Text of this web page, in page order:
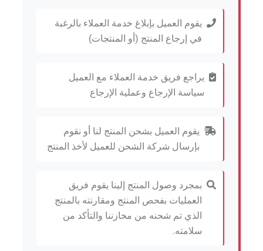
يقوم العميل بإبلاغ خدمة العملاء بالرغبة
في إرجاع المنتج (أو المنتجات)
يراجع فريق خدمة العملاء مع العميل
سياسة الإرجاع وعملية الإرجاع
يقوم العميل بشحن المنتج لنا أو نقوم
بإرسال شركة الشحن للعميل لأخذ المنتج
بمجرد وصول المنتج إلينا يقوم فريق
العمليات بفحص المنتج ومقارنته بالمنتج
الذي تم شحنه من مخازننا والتأكد من
سلامته.